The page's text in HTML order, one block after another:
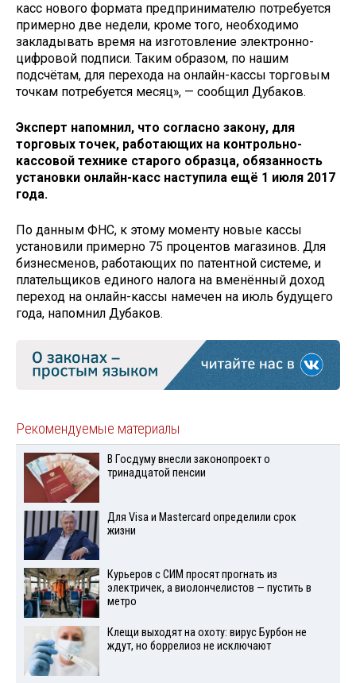
касс нового формата предпринимателю потребуется
примерно две недели, кроме того, необходимо
закладывать время на изготовление электронно-
цифровой подписи. Таким образом, по нашим
подсчётам, для перехода на онлайн-кассы торговым
точкам потребуется месяц», — сообщил Дубаков.
Эксперт напомнил, что согласно закону, для
торговых точек, работающих на контрольно-
кассовой технике старого образца, обязанность
установки онлайн-касс наступила ещё 1 июля 2017
года.
По данным ФНС, к этому моменту новые кассы
установили примерно 75 процентов магазинов. Для
бизнесменов, работающих по патентной системе, и
плательщиков единого налога на вменённый доход
переход на онлайн-кассы намечен на июль будущего
года, напомнил Дубаков.
Рекомендуемые материалы
В Госдуму внесли законопроект о
тринадцатой пенсии
Для Visа и Mastercard определили срок
жизни
Курьеров с СИМ просят прогнать из
электричек, а виолончелистов — пустить в
метро
Клещи выходят на охоту: вирус Бурбон не
ждут, но боррелиоз не исключают